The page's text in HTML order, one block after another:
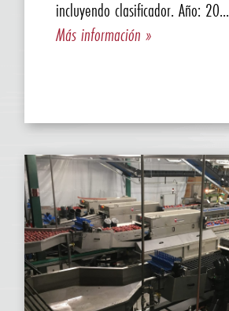
incluyendo clasificador. Año: 20...
Más información »